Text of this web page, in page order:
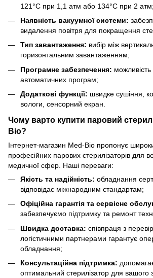
121°C при 1,1 атм або 134°C при 2 атм;
Наявність вакуумної системи:
видалення повітря для покращення
Тип завантаження: вибір між
горизонтальним завантаженням;
Програмне забезпечення:
автоматичних програм;
Додаткові функції: швидке сушіння,
вологи, сенсорний екран.
Чому варто купити паровий
Bio?
Інтернет-магазин Med-Bio пропонує
професійних парових стерилізаторів для
медичної сфер. Наші переваги:
Якість та надійність: обладнання
відповідає міжнародним стандартам;
Офіційна гарантія та сервісне
забезпечуємо підтримку та ремонт
Швидка доставка: співпраця з
логістичними партнерами гарантує
обладнання;
Консультаційна підтримка:
оптимальний стерилізатор для вашого